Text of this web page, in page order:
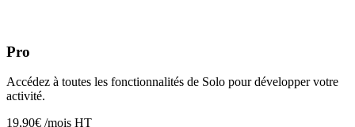
Pro
Accédez à toutes les fonctionnalités de Solo pour développer votre
activité.
19,90€ /mois HT